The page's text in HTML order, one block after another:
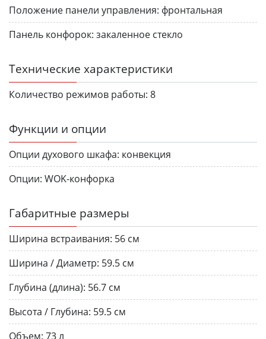
Положение панели управления: фронтальная
Панель конфорок: закаленное стекло
Технические характеристики
Количество режимов работы: 8
Функции и опции
Опции духового шкафа: конвекция
Опции: WOK-конфорка
Габаритные размеры
Ширина встраивания: 56 см
Ширина / Диаметр: 59.5 см
Глубина (длина): 56.7 см
Высота / Глубина: 59.5 см
Объем: 73 л